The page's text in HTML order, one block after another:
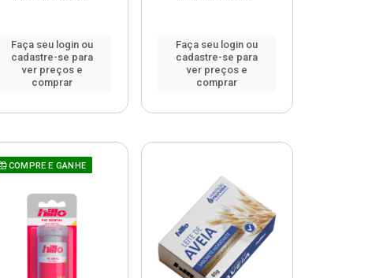
Faça seu login ou
cadastre-se para
ver preços e
comprar
Faça seu login ou
cadastre-se para
ver preços e
comprar
COMPRE E GANHE